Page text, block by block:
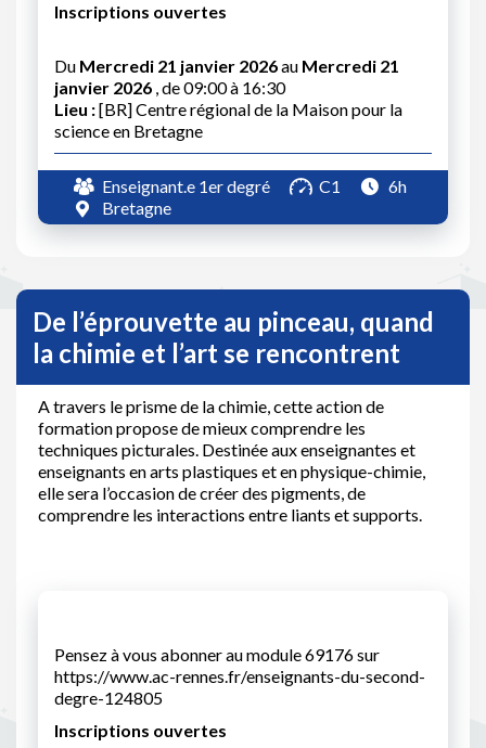
Inscriptions ouvertes
Du Mercredi 21 janvier 2026au Mercredi 21
janvier 2026 , de 09:00 à 16:30
Lieu :[BR] Centre régional de la Maison pour la
science en Bretagne
Enseignant.e 1er degré C1
6h
Bretagne
De l’éprouvette au pinceau, quand
la chimie et l’art se rencontrent
A travers le prisme de la chimie, cette action de
formation propose de mieux comprendre les
techniques picturales. Destinée aux enseignantes et
enseignants en arts plastiques et en physique-chimie,
elle sera l’occasion de créer des pigments, de
comprendre les interactions entre liants et supports.
Pensez à vous abonner au module 69176 sur
https://www.ac-rennes.fr/enseignants-du-second-
degre-124805
Inscriptions ouvertes